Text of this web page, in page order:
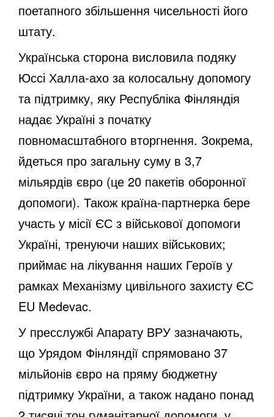
поетапного збільшення чисельності його
штату.
Українська сторона висловила подяку
Юссі Халла-ахо за колосальну допомогу
та підтримку, яку Республіка Фінляндія
надає Україні з початку
повномасштабного вторгнення. Зокрема,
йдеться про загальну суму в 3,7
мільярдів євро (це 20 пакетів оборонної
допомоги). Також країна-партнерка бере
участь у місії ЄС з військової допомоги
Україні, тренуючи наших військових;
приймає на лікування наших Героїв у
рамках Механізму цивільного захисту ЄС
EU Medevac.
У пресслужбі Апарату ВРУ зазначають,
що Урядом Фінляндії спрямовано 37
мільйонів євро на пряму бюджетну
підтримку України, а також надано понад